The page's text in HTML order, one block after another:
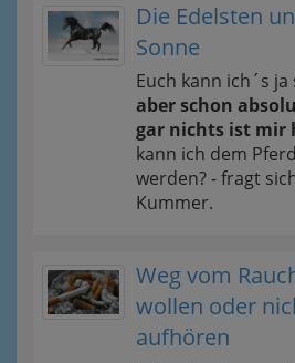
Die Edelsten
Sonne
Euch kann ich´s ja
aber schon
gar nichts ist mir
kann ich dem
werden? - fragt
Kummer.
Weg vom
wollen oder
aufhören